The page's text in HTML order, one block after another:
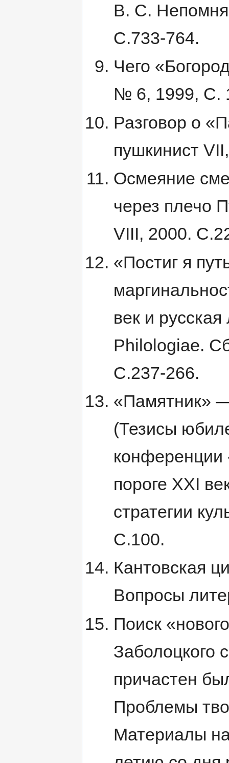
В. С.
С.733-764.
Чего
№ 6, 1999, С.
Разговор о
пушкинист
Осмеяние
через плечо
VIII, 2000.
«Постиг я
век и
Philologiae.
С.237-266.
«Памятник»
(Тезисы
конференции
пороге XXI
стратегии
С.100.
Кантовская
Вопросы
Поиск
причастен
Проблемы
Материалы